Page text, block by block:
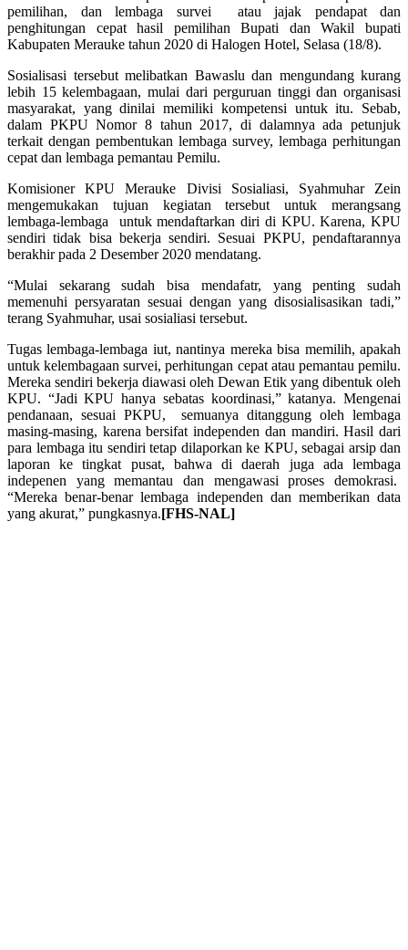
pemilihan, dan lembaga survei atau jajak pendapat dan
penghitungan cepat hasil pemilihan Bupati dan Wakil bupati
Kabupaten Merauke tahun 2020 di Halogen Hotel, Selasa (18/8).
Sosialisasi tersebut melibatkan Bawaslu dan mengundang kurang
lebih 15 kelembagaan, mulai dari perguruan tinggi dan organisasi
masyarakat, yang dinilai memiliki kompetensi untuk itu. Sebab,
dalam PKPU Nomor 8 tahun 2017, di dalamnya ada petunjuk
terkait dengan pembentukan lembaga survey, lembaga perhitungan
cepat dan lembaga pemantau Pemilu.
Komisioner KPU Merauke Divisi Sosialiasi, Syahmuhar Zein
mengemukakan tujuan kegiatan tersebut untuk merangsang
lembaga-lembaga untuk mendaftarkan diri di KPU. Karena, KPU
sendiri tidak bisa bekerja sendiri. Sesuai PKPU, pendaftarannya
berakhir pada 2 Desember 2020 mendatang.
“Mulai sekarang sudah bisa mendafatr, yang penting sudah
memenuhi persyaratan sesuai dengan yang disosialisasikan tadi,”
terang Syahmuhar, usai sosialiasi tersebut.
Tugas lembaga-lembaga iut, nantinya mereka bisa memilih, apakah
untuk kelembagaan survei, perhitungan cepat atau pemantau pemilu.
Mereka sendiri bekerja diawasi oleh Dewan Etik yang dibentuk oleh
KPU. “Jadi KPU hanya sebatas koordinasi,” katanya. Mengenai
pendanaan, sesuai PKPU, semuanya ditanggung oleh lembaga
masing-masing, karena bersifat independen dan mandiri. Hasil dari
para lembaga itu sendiri tetap dilaporkan ke KPU, sebagai arsip dan
laporan ke tingkat pusat, bahwa di daerah juga ada lembaga
indepenen yang memantau dan mengawasi proses demokrasi.
“Mereka benar-benar lembaga independen dan memberikan data
yang akurat,” pungkasnya.[FHS-NAL]